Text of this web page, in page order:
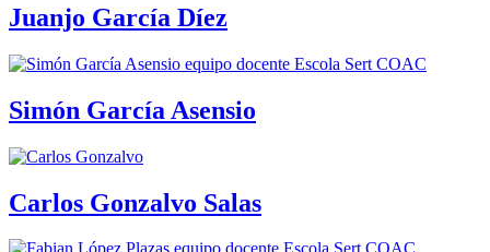
Juanjo García Díez
Simón García Asensio
Carlos Gonzalvo Salas